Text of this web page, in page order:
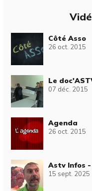
Côté Asso
26 oct. 2015
Le
07 déc. 2015
Agenda
26 oct. 2015
Astv Infos
15 sept. 2025